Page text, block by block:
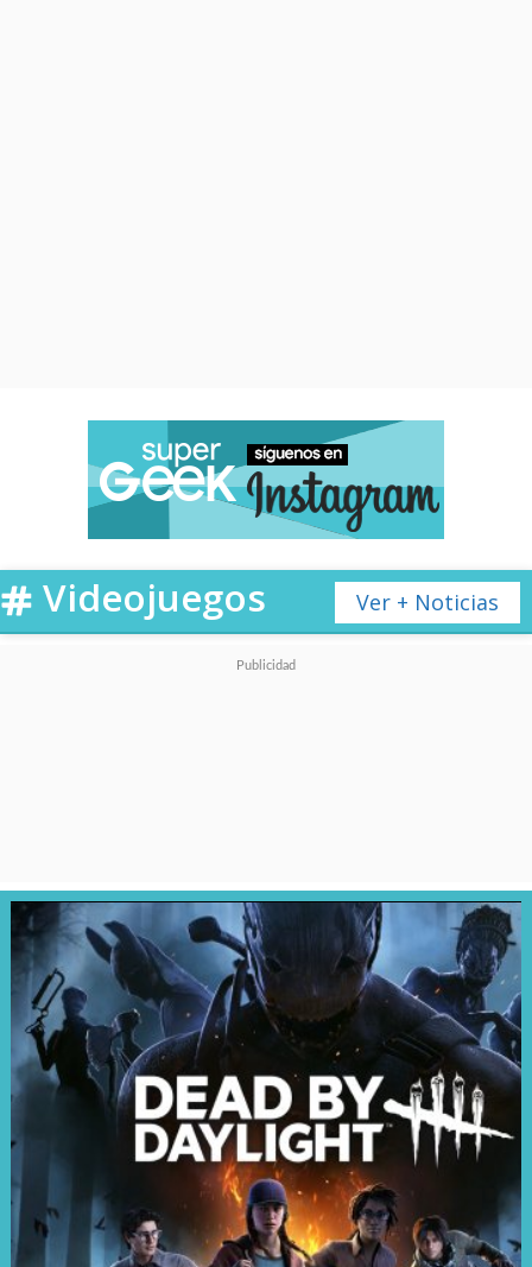
Ver + Noticias
Videojuegos